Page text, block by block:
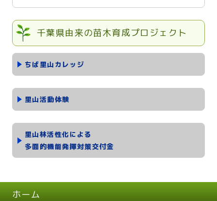
千葉県由来の苗木育成プロジェクト
ちば里山カレッジ
里山活動体験
里山林活性化による
多面的機能発揮対策交付金
ホーム